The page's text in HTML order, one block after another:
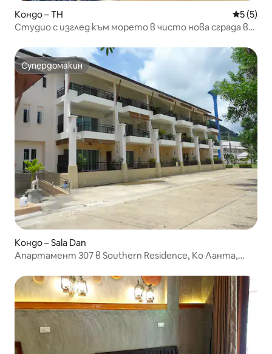
Кондо – TH Средна
5 (5)
Студио с изглед към морето в чисто нова сграда в
Супердомакин
Супердомакин
Кондо – Sala Dan
Апартамент 307 в Southern Residence, Ко Ланта,